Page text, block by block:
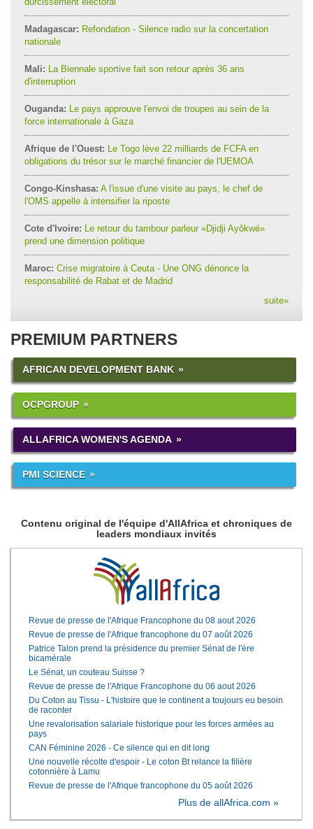
Madagascar: Refondation - Silence radio sur la concertation
nationale
Mali: La Biennale sportive fait son retour après 36 ans
d'interruption
Ouganda: Le pays approuve l'envoi de troupes au sein de la
force internationale à Gaza
Afrique de l'Ouest: Le Togo lève 22 milliards de FCFA en
obligations du trésor sur le marché financier de l'UEMOA
Congo-Kinshasa: A l'issue d'une visite au pays, le chef de
l'OMS appelle à intensifier la riposte
Cote d'Ivoire: Le retour du tambour parleur «Djidji Ayôkwé»
prend une dimension politique
Maroc: Crise migratoire à Ceuta - Une ONG dénonce la
responsabilité de Rabat et de Madrid
suite»
PREMIUM PARTNERS
AFRICAN DEVELOPMENT BANK
OCPGROUP
ALLAFRICA WOMEN'S AGENDA
PMI SCIENCE
Contenu original de l'équipe d'AllAfrica et chroniques de
leaders mondiaux invités
Revue de presse de l'Afrique Francophone du 08 aout 2026
Revue de presse de l'Afrique francophone du 07 août 2026
Patrice Talon prend la présidence du premier Sénat de l'ère
bicamérale
Le Sénat, un couteau Suisse ?
Revue de presse de l'Afrique Francophone du 06 aout 2026
Du Coton au Tissu - L'histoire que le continent a toujours eu besoin
de raconter
Une revalorisation salariale historique pour les forces armées au
pays
CAN Féminine 2026 - Ce silence qui en dit long
Une nouvelle récolte d'espoir - Le coton Bt relance la filière
cotonnière à Lamu
Revue de presse de l'Afrique francophone du 05 août 2026
Plus de allAfrica.com »